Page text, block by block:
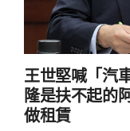
王世堅喊「汽
隆是扶不起的
做租賃